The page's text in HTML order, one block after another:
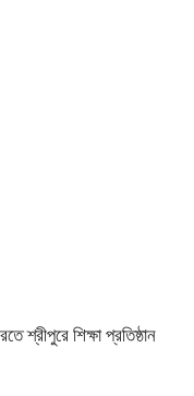
শ্রীপুরে শিক্ষা প্রতিষ্ঠান